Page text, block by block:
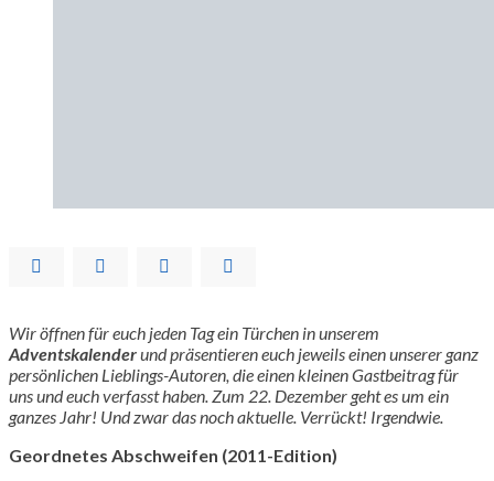
Wir öffnen für euch jeden Tag ein Türchen in unserem
Adventskalenderund präsentieren euch jeweils einen unserer ganz
persönlichen Lieblings-Autoren, die einen kleinen Gastbeitrag für
uns und euch verfasst haben. Zum 22. Dezember geht es um ein
ganzes Jahr! Und zwar das noch aktuelle. Verrückt! Irgendwie.
Geordnetes Abschweifen (2011-Edition)